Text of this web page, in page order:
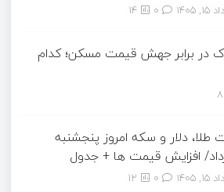
۱۴۰۵ 14
در برابر جهش قیمت مسکن؛ کدام
8
طلا، دلار و سکه امروز پنجشنبه
۱۴۰۵ 12